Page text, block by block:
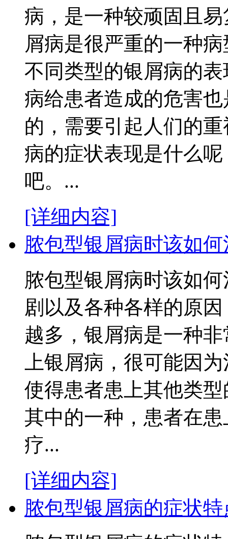
病，是一种较顽固且
屑病是很严重的一种
不同类型的银屑病的
病给患者造成的危害
的，需要引起人们的
病的症状表现是什么
吧。...
[详细内容]
脓包型银屑病时该如
脓包型银屑病时该如
剧以及各种各样的原
越多，银屑病是一种
上银屑病，很可能因
使得患者患上其他类
其中的一种，患者在
疗...
[详细内容]
脓包型银屑病的症状